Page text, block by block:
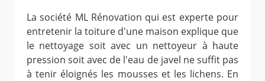
La société ML Rénovation qui est experte pour
entretenir la toiture d'une maison explique que
le nettoyage soit avec un nettoyeur à haute
pression soit avec de l'eau de javel ne suffit pas
à tenir éloignés les mousses et les lichens. En